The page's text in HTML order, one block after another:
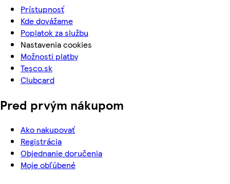
Prístupnosť
Kde dovážame
Poplatok za službu
Nastavenia cookies
Možnosti platby
Tesco.sk
Clubcard
Pred prvým nákupom
Ako nakupovať
Registrácia
Objednanie doručenia
Moje obľúbené